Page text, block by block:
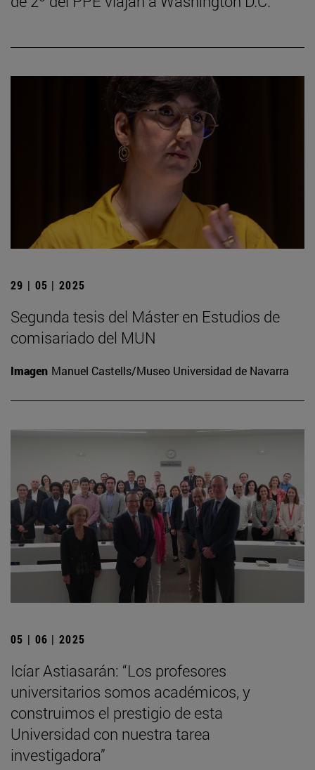
29 | 05 | 2025
Segunda tesis del Máster en Estudios de
comisariado del MUN
Imagen Manuel Castells/Museo Universidad de Navarra
05 | 06 | 2025
Icíar Astiasarán: “Los profesores
universitarios somos académicos, y
construimos el prestigio de esta
Universidad con nuestra tarea
investigadora”